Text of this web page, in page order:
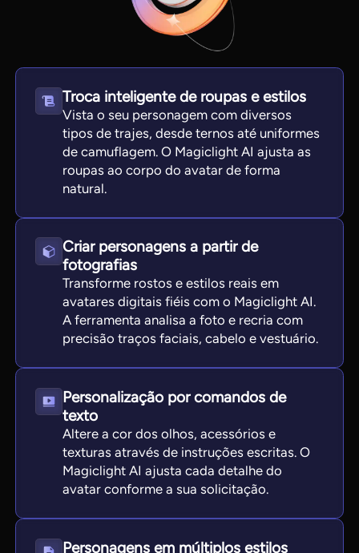
View all tools
Troca inteligente de roupas e estilos
Vista o seu personagem com diversos
tipos de trajes, desde ternos até uniformes
de camuflagem. O Magiclight AI ajusta as
roupas ao corpo do avatar de forma
natural.
Criar personagens a partir de
fotografias
Transforme rostos e estilos reais em
avatares digitais fiéis com o Magiclight AI.
A ferramenta analisa a foto e recria com
precisão traços faciais, cabelo e vestuário.
Personalização por comandos de
texto
Altere a cor dos olhos, acessórios e
texturas através de instruções escritas. O
Magiclight AI ajusta cada detalhe do
avatar conforme a sua solicitação.
Personagens em múltiplos estilos